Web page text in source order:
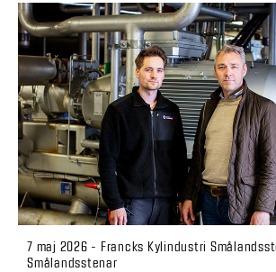
7 maj 2026 - Francks Kylindustri
Smålandsstenar